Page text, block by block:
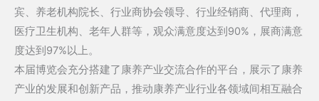
宾、养老机构院长、行业商协会领导、行业经销商、代理商，
医疗卫生机构、老年人群等，观众满意度达到90%，展商满意
度达到97%以上。
本届博览会充分搭建了康养产业交流合作的平台，展示了康养
产业的发展和创新产品，推动康养产业行业各领域间相互融合